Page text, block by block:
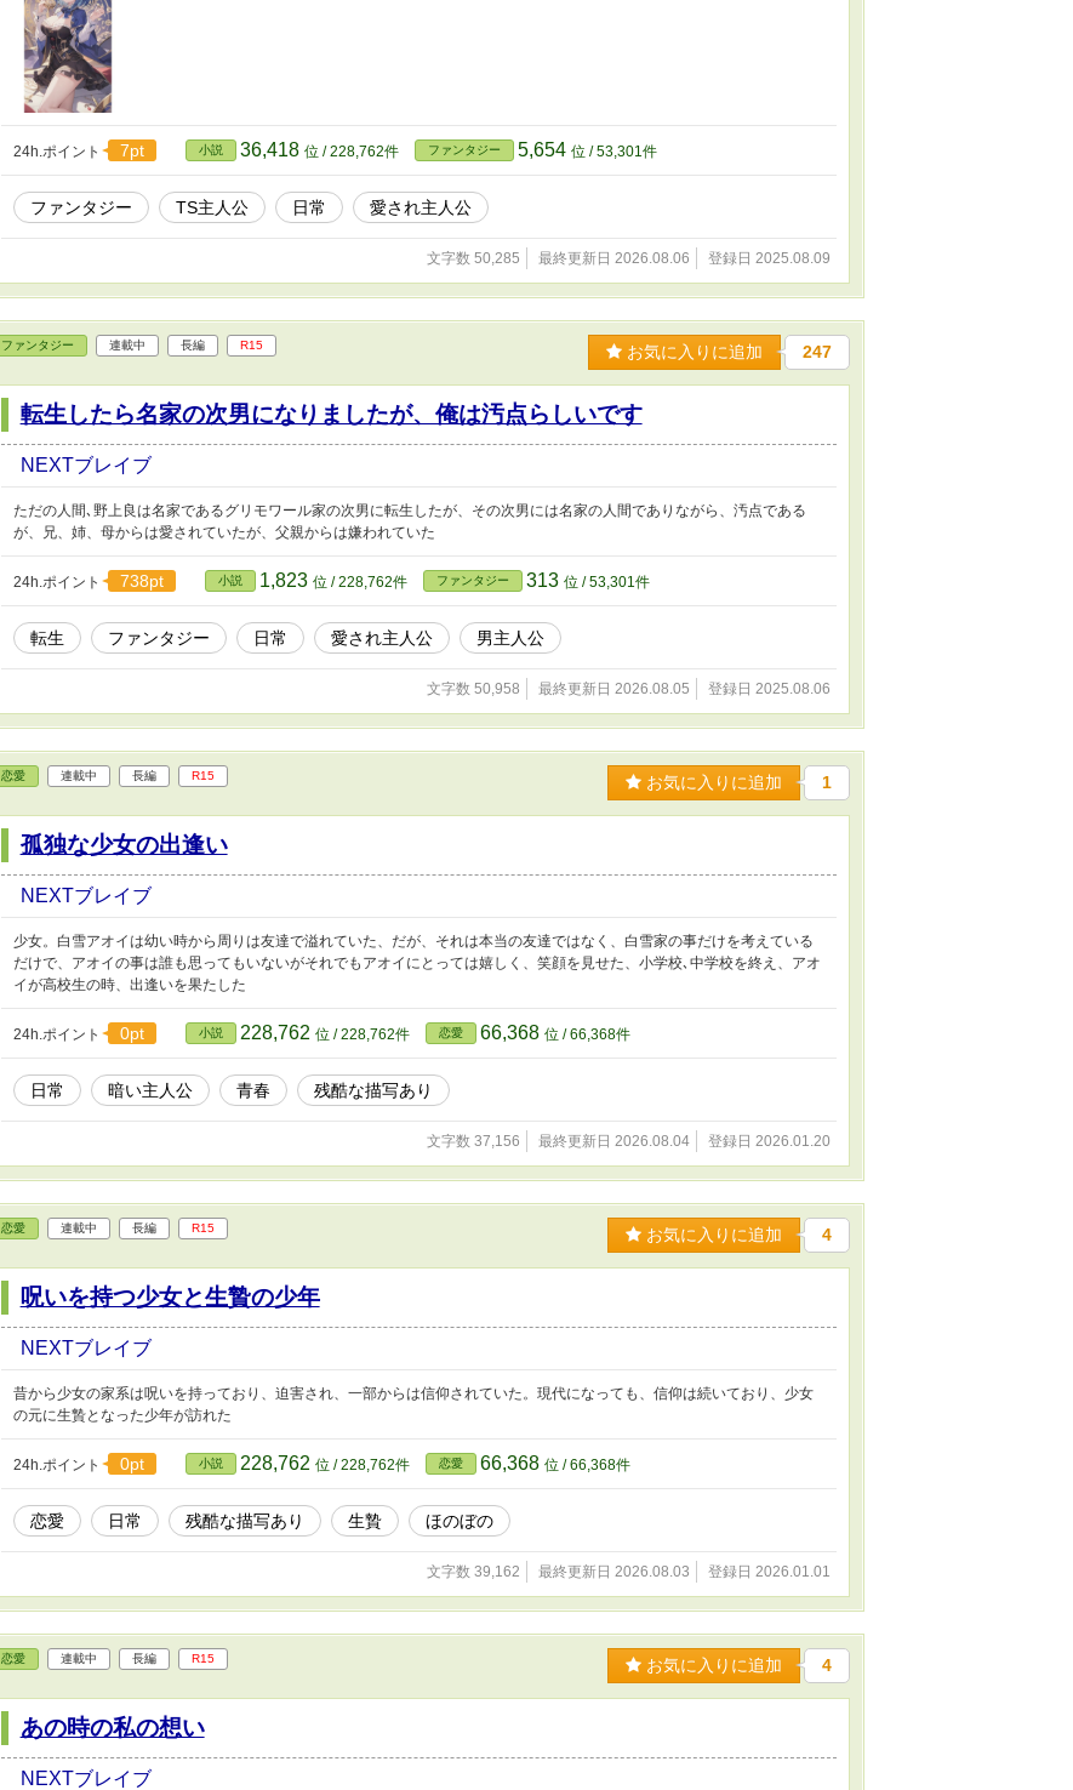
24h.ポイント 7pt 小説 36,418 位 / 228,762件 ファンタジー 5,654 位 / 53,301件
ファンタジー TS主人公 日常 愛され主人公
文字数 50,285 最終更新日 2026.08.06 登録日 2025.08.09
ファンタジー 連載中 長編 R15 お気に入りに追加 247
転生したら名家の次男になりましたが、俺は汚点らしいです
NEXTブレイブ
ただの人間､野上良は名家であるグリモワール家の次男に転生したが、その次男には名家の人間でありながら、汚点である
が、兄、姉、母からは愛されていたが、父親からは嫌われていた
24h.ポイント 738pt 小説 1,823 位 / 228,762件 ファンタジー 313 位 / 53,301件
転生 ファンタジー 日常 愛され主人公 男主人公
文字数 50,958 最終更新日 2026.08.05 登録日 2025.08.06
恋愛 連載中 長編 R15 お気に入りに追加 1
孤独な少女の出逢い
NEXTブレイブ
少女。白雪アオイは幼い時から周りは友達で溢れていた、だが、それは本当の友達ではなく、白雪家の事だけを考えている
だけで、アオイの事は誰も思ってもいないがそれでもアオイにとっては嬉しく、笑顔を見せた、小学校､中学校を終え、アオ
イが高校生の時、出逢いを果たした
24h.ポイント 0pt 小説 228,762 位 / 228,762件 恋愛 66,368 位 / 66,368件
日常 暗い主人公 青春 残酷な描写あり
文字数 37,156 最終更新日 2026.08.04 登録日 2026.01.20
恋愛 連載中 長編 R15 お気に入りに追加 4
呪いを持つ少女と生贄の少年
NEXTブレイブ
昔から少女の家系は呪いを持っており、迫害され、一部からは信仰されていた。現代になっても、信仰は続いており、少女
の元に生贄となった少年が訪れた
24h.ポイント 0pt 小説 228,762 位 / 228,762件 恋愛 66,368 位 / 66,368件
恋愛 日常 残酷な描写あり 生贄 ほのぼの
文字数 39,162 最終更新日 2026.08.03 登録日 2026.01.01
恋愛 連載中 長編 R15 お気に入りに追加 4
あの時の私の想い
NEXTブレイブ